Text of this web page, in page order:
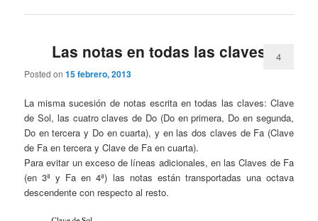
Las notas en todas las claves
Posted on15 febrero, 2013
4
La misma sucesión de notas escrita en todas las claves: Clave
de Sol, las cuatro claves de Do (Do en primera, Do en segunda,
Do en tercera y Do en cuarta), y en las dos claves de Fa (Clave
de Fa en tercera y Clave de Fa en cuarta).
Para evitar un exceso de líneas adicionales, en las Claves de Fa
(en 3ª y Fa en 4ª) las notas están transportadas una octava
descendente con respecto al resto.